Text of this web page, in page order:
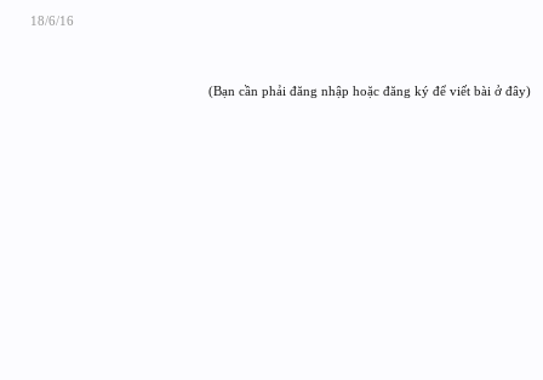
18/6/16
(Bạn cần phải đăng nhập hoặc đăng ký để viết bài ở đây)